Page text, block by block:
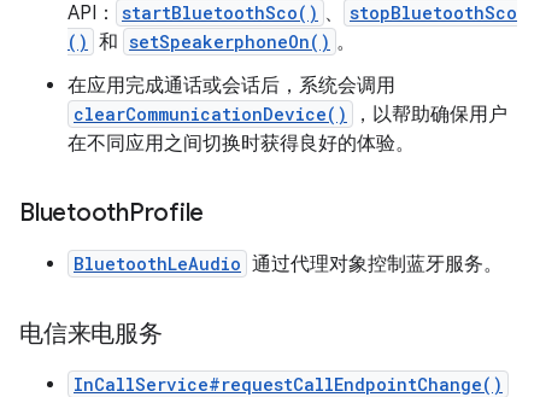
API：
startBluetoothSco() 、
stopBluetoothSco
() 和 setSpeakerphoneOn() 。
在应用完成通话或会话后，系统会调用
clearCommunicationDevice()
，以帮助确保用户
在不同应用之间切换时获得良好的体验。
BluetoothProfile
BluetoothLeAudio 通过代理对象控制蓝牙服务。
电信来电服务
InCallService#requestCallEndpointChange()